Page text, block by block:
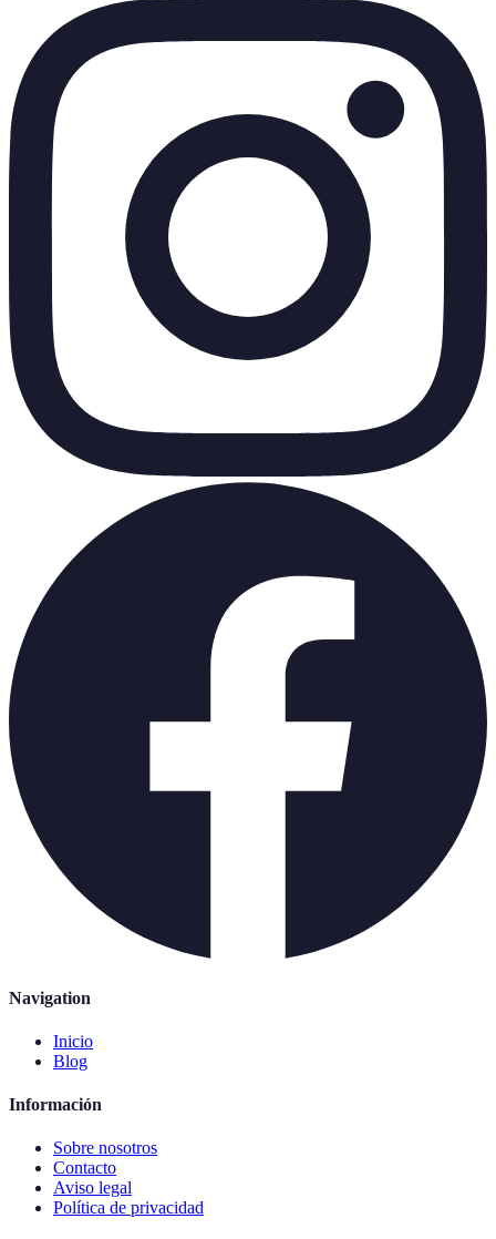
Navigation
Inicio
Blog
Información
Sobre nosotros
Contacto
Aviso legal
Política de privacidad